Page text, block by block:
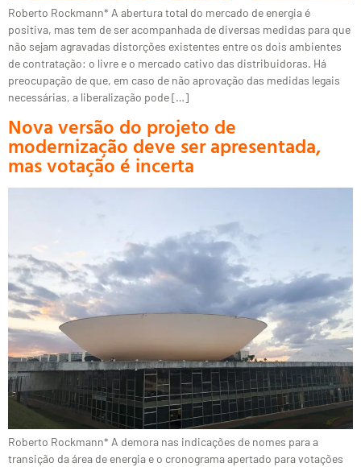
Roberto Rockmann* A abertura total do mercado de energia é
positiva, mas tem de ser acompanhada de diversas medidas para que
não sejam agravadas distorções existentes entre os dois ambientes
de contratação: o livre e o mercado cativo das distribuidoras. Há
preocupação de que, em caso de não aprovação das medidas legais
necessárias, a liberalização pode […]
Nova versão do projeto de
modernização deve ser apresentada,
mas votação é incerta
Roberto Rockmann* A demora nas indicações de nomes para a
transição da área de energia e o cronograma apertado para votações